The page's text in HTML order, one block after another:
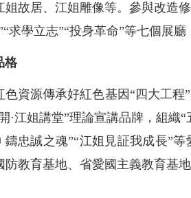
故居、江姐雕像等。參與改造
求學立志”“投身革命”等七個展廳
格
資源傳承好紅色基因“四大工
·江姐講堂”理論宣講品牌，組
忠誠之魂”“江姐見証我成長”
教育基地、省愛國主義教育基